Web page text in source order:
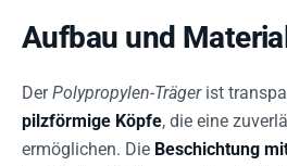
Aufbau und
DerPolypropylen-Trägerist
pilzförmige Köpfe, die eine
ermöglichen. Die Beschichtung